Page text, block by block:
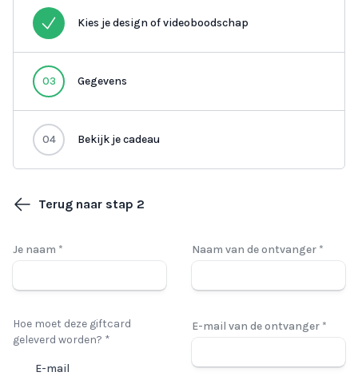
Kies je design of videoboodschap
03 Gegevens
04 Bekijk je cadeau
Terug naar stap 2
Je naam * Naam van de ontvanger *
Hoe moet deze giftcard
geleverd worden? *
E-mail
E-mail van de ontvanger *